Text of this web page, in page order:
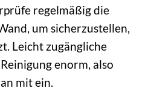
regelmäßig die
um sicherzustellen,
Leicht zugängliche
enorm, also
mit ein.